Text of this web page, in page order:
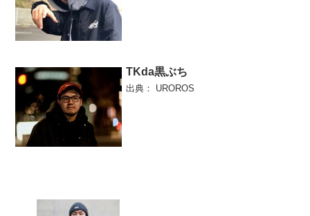
TKda黒ぶち
出典： UROROS